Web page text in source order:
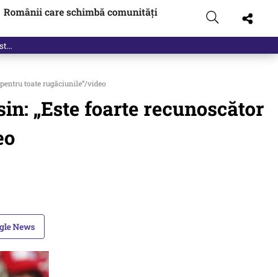
Românii care schimbă comunități
toate rugăciunile”/video
„Este foarte recunoscător
News